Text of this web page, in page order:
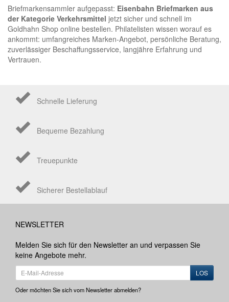
Briefmarkensammler aufgepasst: Eisenbahn Briefmarken aus
der Kategorie Verkehrsmittel jetzt sicher und schnell im
Goldhahn Shop online bestellen. Philatelisten wissen worauf es
ankommt: umfangreiches Marken-Angebot, persönliche Beratung,
zuverlässiger Beschaffungsservice, langjähre Erfahrung und
Vertrauen.
Schnelle Lieferung
Bequeme Bezahlung
Treuepunkte
Sicherer Bestellablauf
NEWSLETTER
Melden Sie sich für den Newsletter an und verpassen Sie
keine Angebote mehr.
LOS
Oder möchten Sie sich vom Newsletter abmelden?